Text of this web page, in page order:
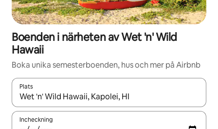
Boenden i närheten av Wet 'n' Wild
Hawaii
Boka unika semesterboenden, hus och mer på Airbnb
Plats
När resultaten är tillgängliga kan du navigera med upp- och
Incheckning